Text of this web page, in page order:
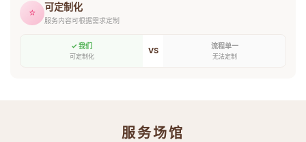
⭐ 可定制化
服务内容可根据需求定制
✓ 我们
可定制化
VS 流程单一
无法定制
服务场馆